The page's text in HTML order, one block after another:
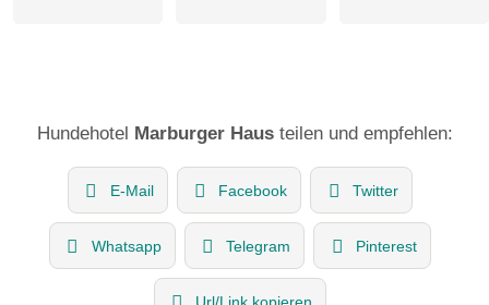
Hundehotel Marburger Hausteilen und empfehlen:
E-Mail Facebook Twitter
Whatsapp Telegram Pinterest